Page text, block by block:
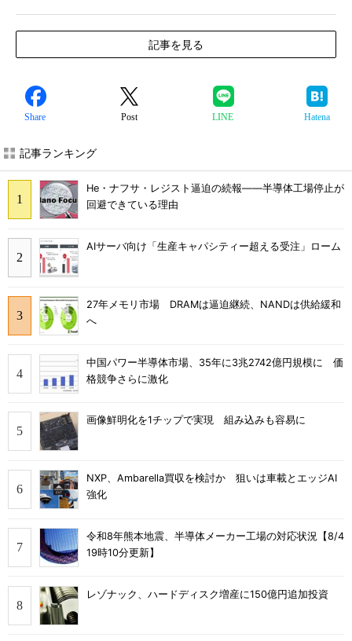
記事を見る
Share Post LINE Hatena
記事ランキング
He・ナフサ・レジスト逼迫の続報――半導体工場停止が
回避できている理由
AIサーバ向け「生産キャパシティー超える受注」ローム
27年メモリ市場 DRAMは逼迫継続、NANDは供給緩和
へ
中国パワー半導体市場、35年に3兆2742億円規模に 価
格競争さらに激化
画像鮮明化を1チップで実現 組み込みも容易に
NXP、Ambarella買収を検討か 狙いは車載とエッジAI
強化
令和8年熊本地震、半導体メーカー工場の対応状況【8/4
19時10分更新】
レゾナック、ハードディスク増産に150億円追加投資